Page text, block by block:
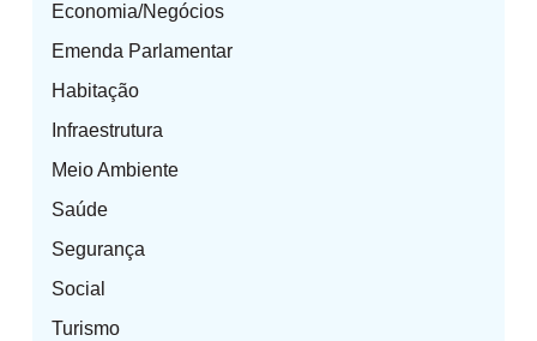
Economia/Negócios
Emenda Parlamentar
Habitação
Infraestrutura
Meio Ambiente
Saúde
Segurança
Social
Turismo